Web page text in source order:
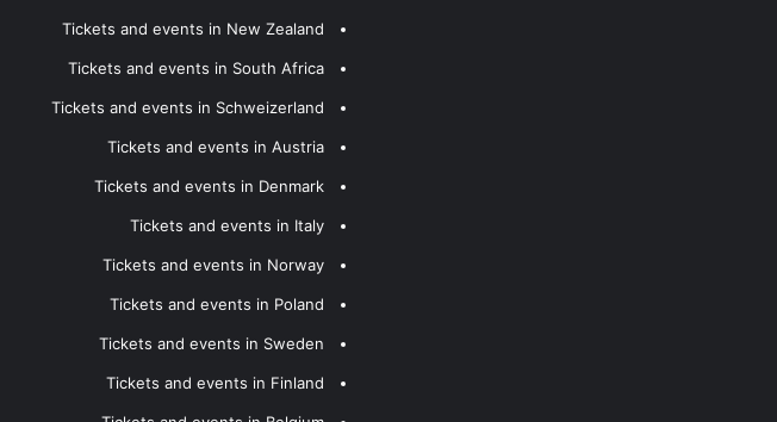
Tickets and events in New Zealand
Tickets and events in South Africa
Tickets and events in Schweizerland
Tickets and events in Austria
Tickets and events in Denmark
Tickets and events in Italy
Tickets and events in Norway
Tickets and events in Poland
Tickets and events in Sweden
Tickets and events in Finland